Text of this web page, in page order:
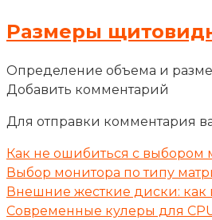
Размеры
Определение объема и
Добавить комментарий
Для отправки комментария
Как не ошибиться с выбором
Выбор монитора по типу
Внешние жесткие диски: как
Современные кулеры для